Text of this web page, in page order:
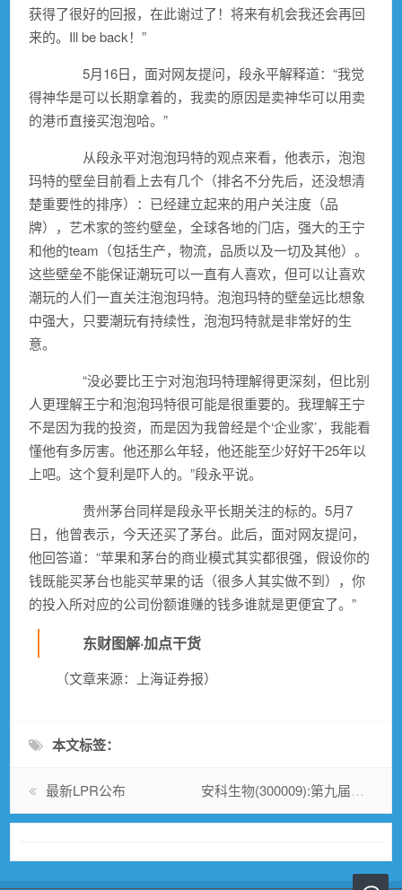
获得了很好的回报，在此谢过了！将来有机会我还会再回
来的。Ill be back！”
5月16日，面对网友提问，段永平解释道：“我觉
得神华是可以长期拿着的，我卖的原因是卖神华可以用卖
的港币直接买泡泡哈。”
从段永平对泡泡玛特的观点来看，他表示，泡泡
玛特的壁垒目前看上去有几个（排名不分先后，还没想清
楚重要性的排序）：已经建立起来的用户关注度（品
牌），艺术家的签约壁垒，全球各地的门店，强大的王宁
和他的team（包括生产，物流，品质以及一切及其他）。
这些壁垒不能保证潮玩可以一直有人喜欢，但可以让喜欢
潮玩的人们一直关注泡泡玛特。泡泡玛特的壁垒远比想象
中强大，只要潮玩有持续性，泡泡玛特就是非常好的生
意。
“没必要比王宁对泡泡玛特理解得更深刻，但比别
人更理解王宁和泡泡玛特很可能是很重要的。我理解王宁
不是因为我的投资，而是因为我曾经是个‘企业家’，我能看
懂他有多厉害。他还那么年轻，他还能至少好好干25年以
上吧。这个复利是吓人的。”段永平说。
贵州茅台同样是段永平长期关注的标的。5月7
日，他曾表示，今天还买了茅台。此后，面对网友提问，
他回答道：“苹果和茅台的商业模式其实都很强，假设你的
钱既能买茅台也能买苹果的话（很多人其实做不到），你
的投入所对应的公司份额谁赚的钱多谁就是更便宜了。”
东财图解·加点干货
（文章来源：上海证券报）
本文标签：
最新LPR公布 安科生物(300009):第九届董事会第五次会议决议